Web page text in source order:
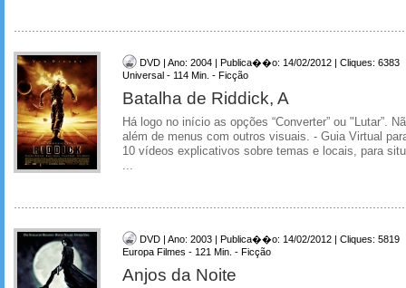
DVD | Ano: 2004 | Publica��o: 14/02/2012 | Cliques: 6383
Universal - 114 Min. - Ficção
Batalha de Riddick, A
Há logo no início as opções “Converter” ou "Lutar”.
além de menus com outros visuais. - Guia Virtual
10 vídeos explicativos sobre temas e locais, para
DVD | Ano: 2003 | Publica��o: 14/02/2012 | Cliques: 5819
Europa Filmes - 121 Min. - Ficção
Anjos da Noite